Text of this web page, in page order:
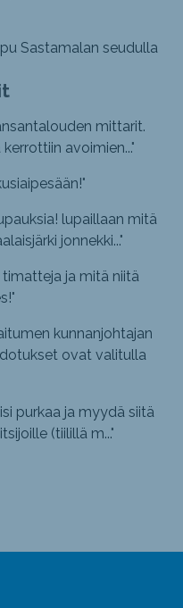
Sastamalan seudulla
mittarit.
avoimien..."
"
lupaillaan mitä
jonnekki..."
ja mitä niitä
"
kunnanjohtajan
ovat valitulla
purkaa ja myydä siitä
(tiilillä m..."